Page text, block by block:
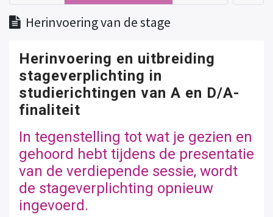
Herinvoering van de stage
Herinvoering en uitbreiding
stageverplichting in
studierichtingen van A en D/A-
finaliteit
In tegenstelling tot wat je gezien en
gehoord hebt tijdens de presentatie
van de verdiepende sessie, wordt
de stageverplichting opnieuw
ingevoerd.